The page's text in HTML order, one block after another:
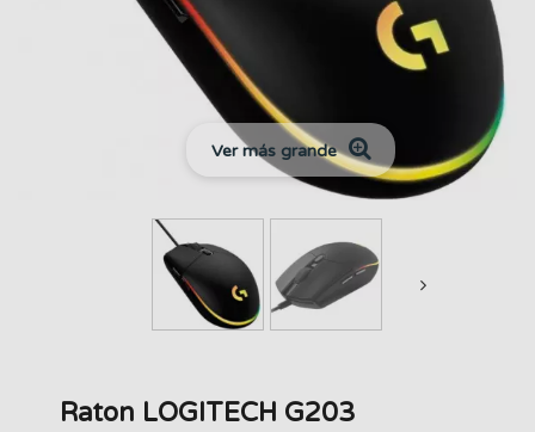
Ver más grande
Raton LOGITECH G203